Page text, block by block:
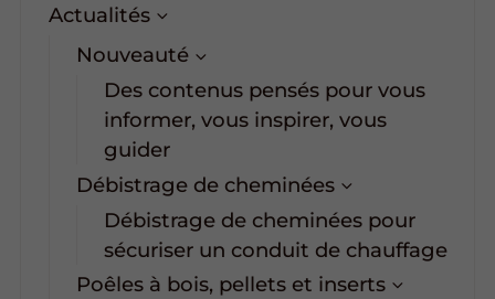
Actualités
Nouveauté
Des contenus pensés pour vous
informer, vous inspirer, vous
guider
Débistrage de cheminées
Débistrage de cheminées pour
sécuriser un conduit de chauffage
Poêles à bois, pellets et inserts